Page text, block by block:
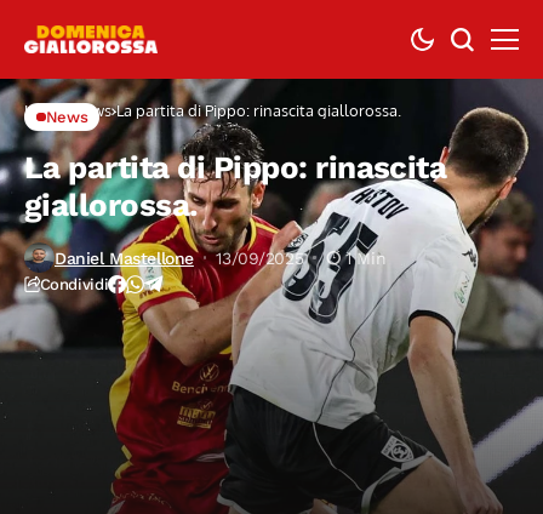
Home News La partita di Pippo: rinascita giallorossa.
News
La partita di Pippo: rinascita
giallorossa.
Daniel Mastellone 13/09/2025 1 Min
Condividi